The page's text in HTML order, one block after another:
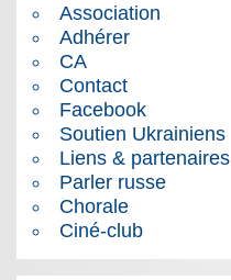
Association
Adhérer
CA
Contact
Facebook
Soutien Ukrainiens
Liens & partenaires
Parler russe
Chorale
Ciné-club